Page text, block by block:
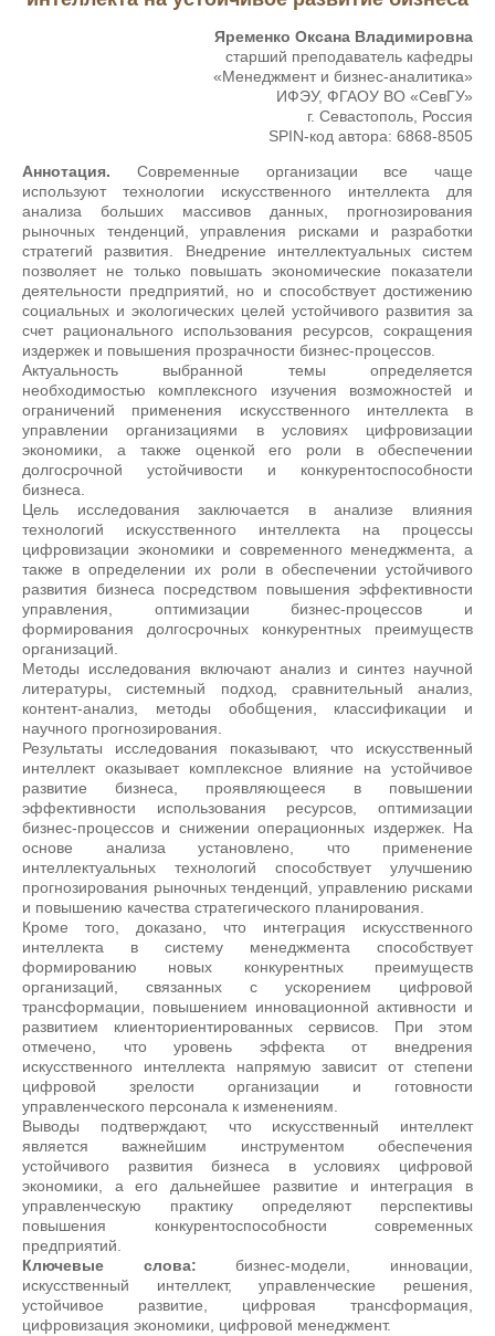
Яременко Оксана Владимировна
cтарший преподаватель кафедры
«Менеджмент и бизнес-аналитика»
ИФЭУ, ФГАОУ ВО «СевГУ»
г. Севастополь, Россия
SPIN-код автора: 6868-8505
Аннотация. Современные организации все чаще
используют технологии искусственного интеллекта для
анализа больших массивов данных, прогнозирования
рыночных тенденций, управления рисками и разработки
стратегий развития. Внедрение интеллектуальных систем
позволяет не только повышать экономические показатели
деятельности предприятий, но и способствует достижению
социальных и экологических целей устойчивого развития за
счет рационального использования ресурсов, сокращения
издержек и повышения прозрачности бизнес-процессов.
Актуальность выбранной темы определяется
необходимостью комплексного изучения возможностей и
ограничений применения искусственного интеллекта в
управлении организациями в условиях цифровизации
экономики, а также оценкой его роли в обеспечении
долгосрочной устойчивости и конкурентоспособности
бизнеса.
Цель исследования заключается в анализе влияния
технологий искусственного интеллекта на процессы
цифровизации экономики и современного менеджмента, а
также в определении их роли в обеспечении устойчивого
развития бизнеса посредством повышения эффективности
управления, оптимизации бизнес-процессов и
формирования долгосрочных конкурентных преимуществ
организаций.
Методы исследования включают анализ и синтез научной
литературы, системный подход, сравнительный анализ,
контент-анализ, методы обобщения, классификации и
научного прогнозирования.
Результаты исследования показывают, что искусственный
интеллект оказывает комплексное влияние на устойчивое
развитие бизнеса, проявляющееся в повышении
эффективности использования ресурсов, оптимизации
бизнес-процессов и снижении операционных издержек. На
основе анализа установлено, что применение
интеллектуальных технологий способствует улучшению
прогнозирования рыночных тенденций, управлению рисками
и повышению качества стратегического планирования.
Кроме того, доказано, что интеграция искусственного
интеллекта в систему менеджмента способствует
формированию новых конкурентных преимуществ
организаций, связанных с ускорением цифровой
трансформации, повышением инновационной активности и
развитием клиенториентированных сервисов. При этом
отмечено, что уровень эффекта от внедрения
искусственного интеллекта напрямую зависит от степени
цифровой зрелости организации и готовности
управленческого персонала к изменениям.
Выводы подтверждают, что искусственный интеллект
является важнейшим инструментом обеспечения
устойчивого развития бизнеса в условиях цифровой
экономики, а его дальнейшее развитие и интеграция в
управленческую практику определяют перспективы
повышения конкурентоспособности современных
предприятий.
Ключевые слова: бизнес-модели, инновации,
искусственный интеллект, управленческие решения,
устойчивое развитие, цифровая трансформация,
цифровизация экономики, цифровой менеджмент.